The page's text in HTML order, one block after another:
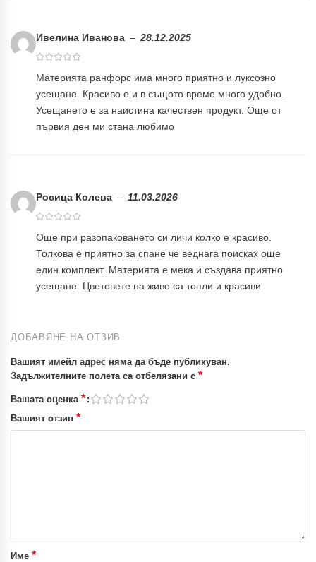
Ивелина Иванова – 28.12.2025
Материята ранфорс има много приятно и луксозно
усещане. Красиво е и в същото време много удобно.
Усещането е за наистина качествен продукт. Още от
първия ден ми стана любимо
Росица Колева – 11.03.2026
Още при разопаковането си личи колко е красиво.
Толкова е приятно за спане че веднага поисках още
един комплект. Материята е мека и създава приятно
усещане. Цветовете на живо са топли и красиви
ДОБАВЯНЕ НА ОТЗИВ
Вашият имейл адрес няма да бъде публикуван.
Задължителните полета са отбелязани с *
Вашата оценка *
Вашият отзив *
Име *